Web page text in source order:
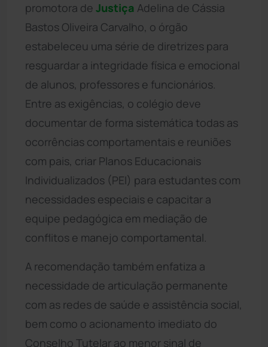
promotora de Justiça Adelina de Cássia
Bastos Oliveira Carvalho, o órgão
estabeleceu uma série de diretrizes para
resguardar a integridade física e emocional
de alunos, professores e funcionários.
Entre as exigências, o colégio deve
documentar de forma sistemática todas as
ocorrências comportamentais e reuniões
com pais, criar Planos Educacionais
Individualizados (PEI) para estudantes com
necessidades especiais e capacitar a
equipe pedagógica em mediação de
conflitos e manejo comportamental.
A recomendação também enfatiza a
necessidade de articulação permanente
com as redes de saúde e assistência social,
bem como o acionamento imediato do
Conselho Tutelar ao menor sinal de